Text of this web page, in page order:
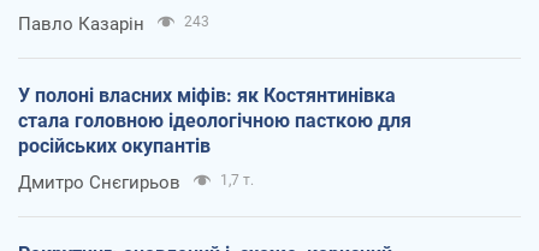
Павло Казарін 243
У полоні власних міфів: як Костянтинівка
стала головною ідеологічною пасткою для
російських окупантів
Дмитро Снєгирьов 1,7 т.